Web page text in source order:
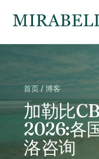
首页 / 博客
加勒比
2026:各
洛咨询